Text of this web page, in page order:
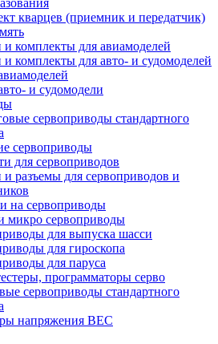
кварцев (приемник и передатчик)
и комплекты для авиамоделей
комплекты для авто- и судомоделей
и судомодели
сервоприводы стандартного
сервоприводы
для сервоприводов
и разъемы для сервоприводов и
на сервоприводы
микро сервоприводы
для выпуска шасси
для гироскопа
для паруса
программаторы серво
сервоприводы стандартного
напряжения BEC